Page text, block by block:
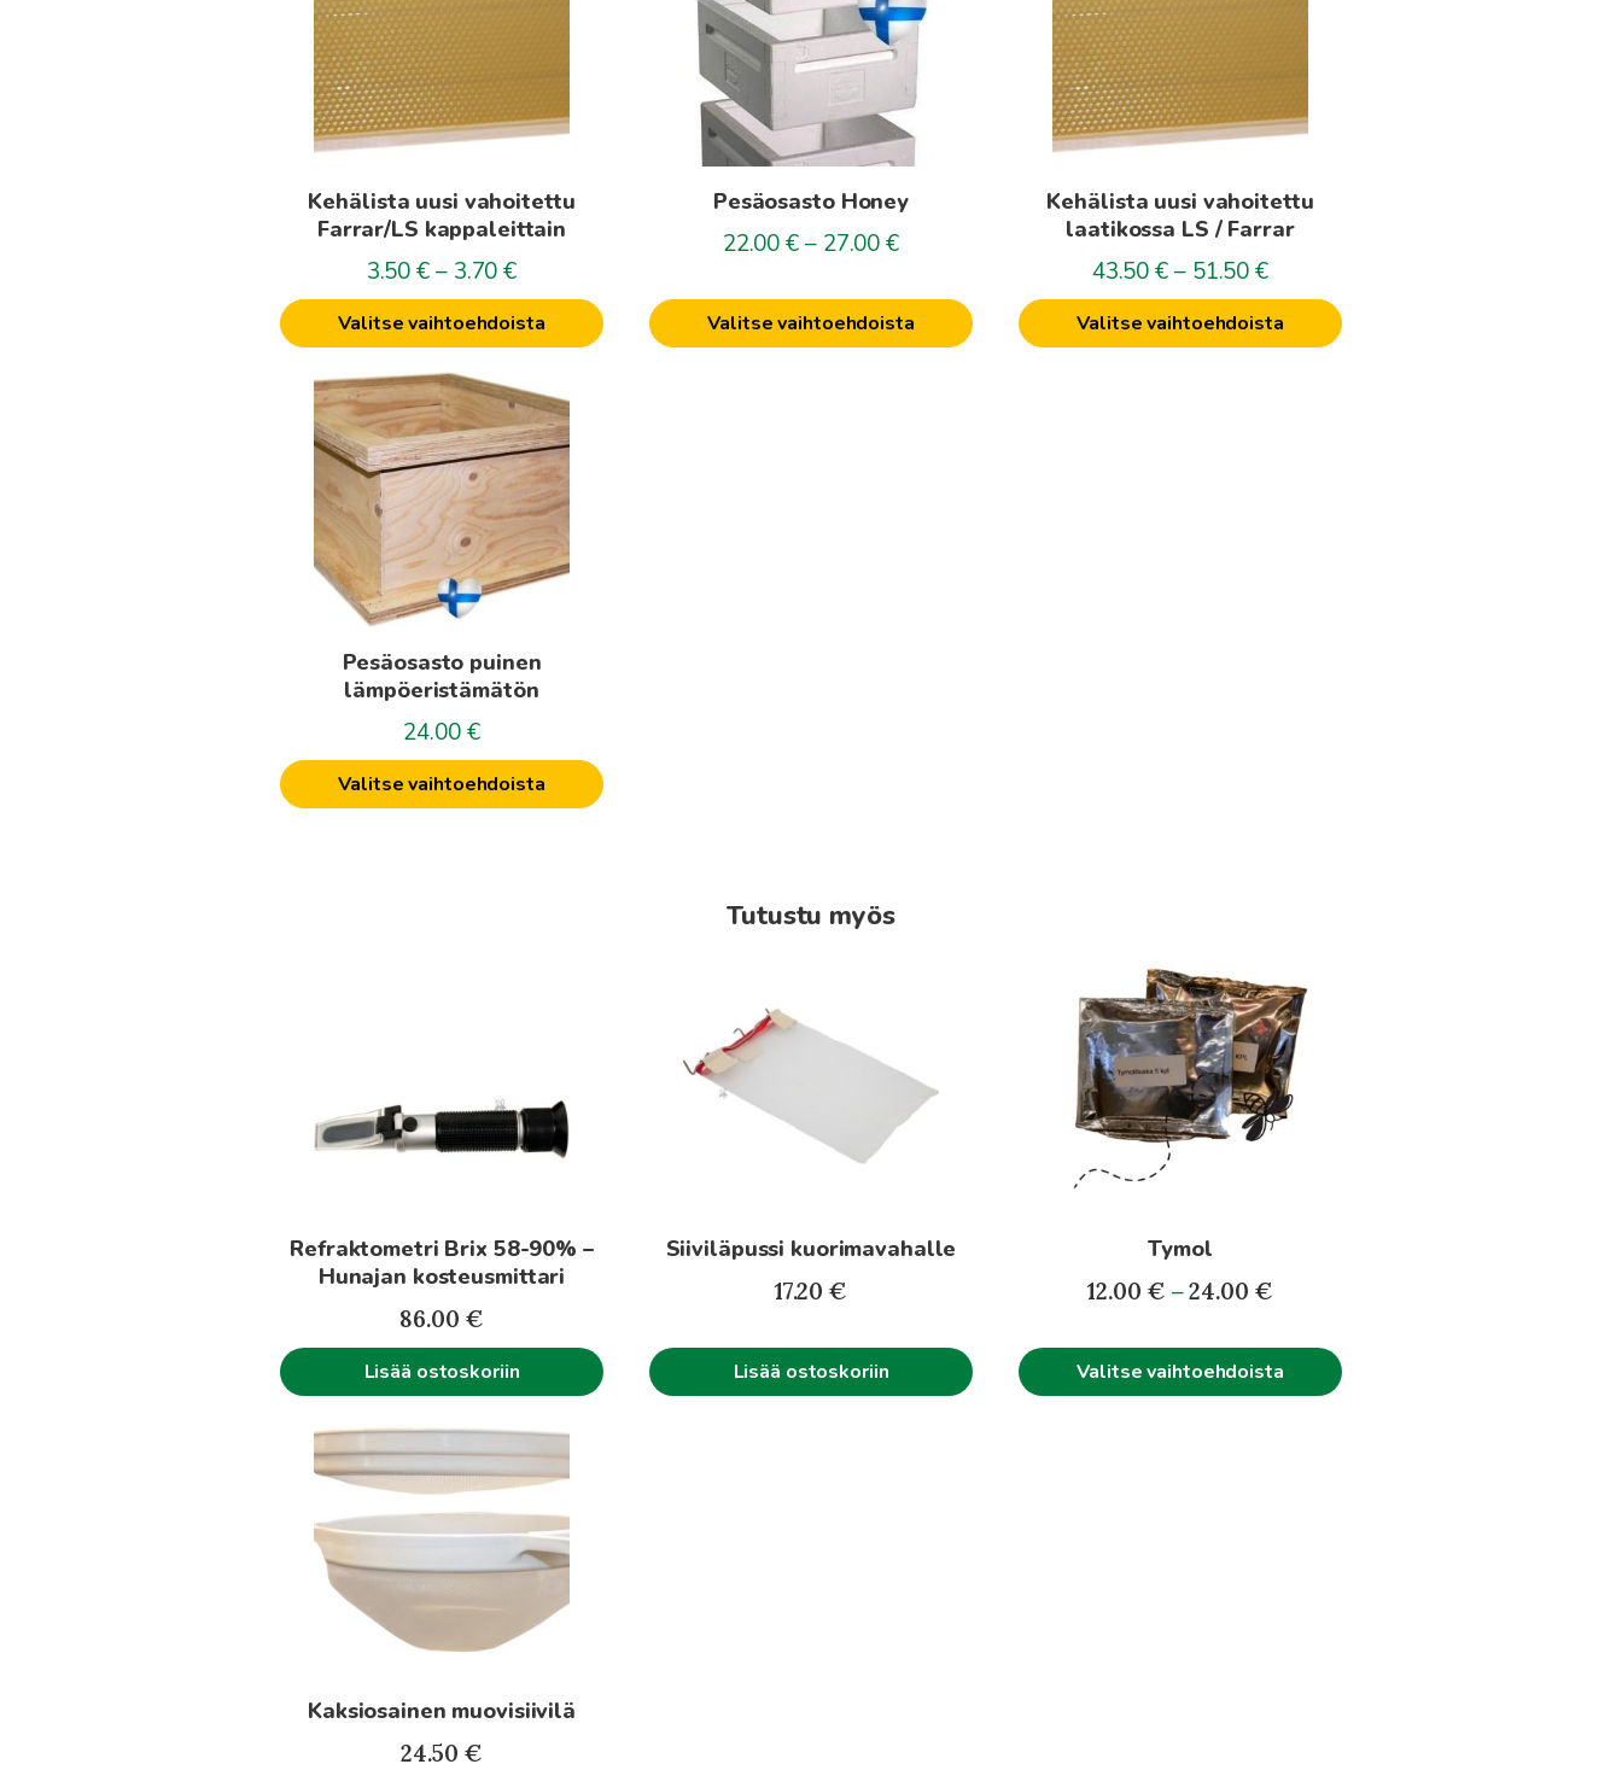
Kehälista uusi vahoitettu
Farrar/LS kappaleittain
3.50 €– 3.70 €Hintaluokka:
3.50€
-
Valitse vaihtoehdoista
useampi
muunnelma.
Voit
tehdä
valinnat
sivulla.
Pesäosasto Honey
22.00 €– 27.00 €Hintaluokka:
-
27.00€
Valitse vaihtoehdoista
useampi
muunnelma.
valinnat
tuotteen
Kehälista uusi vahoitettu
laatikossa LS / Farrar
43.50 €– 51.50 €Hintaluokka:
43.50€
-
Valitse vaihtoehdoista
useampi
muunnelma.
Voit
tehdä
valinnat
sivulla.
Pesäosasto puinen
lämpöeristämätön
24.00 €
Valitse vaihtoehdoista
Tällä
tuotteella
useampi
muunnelma.
Voit
tehdä
valinnat
Tutustu myös
Refraktometri Brix 58-90% –
Hunajan kosteusmittari
86.00 €
Lisää ostoskoriin
Siiviläpussi kuorimavahalle
17.20 €
Lisää ostoskoriin
Tymol
12.00 € – 24.00 €Hintaluokka:
-
24.00€
Valitse vaihtoehdoista
tuotteella
useampi
muunnelma.
valinnat
Kaksiosainen muovisiivilä
24.50 €